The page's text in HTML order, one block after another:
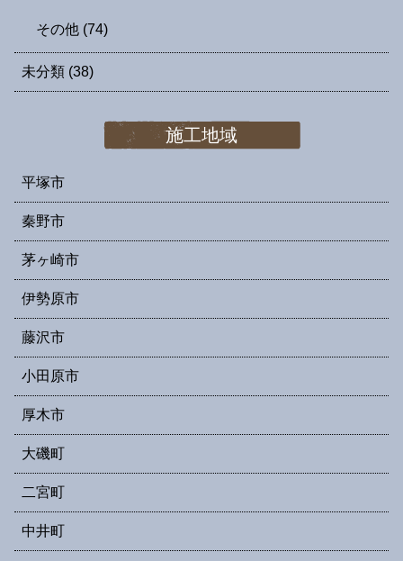
その他 (74)
未分類 (38)
施工地域
平塚市
秦野市
茅ヶ崎市
伊勢原市
藤沢市
小田原市
厚木市
大磯町
二宮町
中井町